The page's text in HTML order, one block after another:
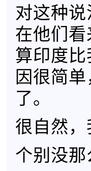
对这种
在他们
算印度
因很简
了。
很自然
个别没